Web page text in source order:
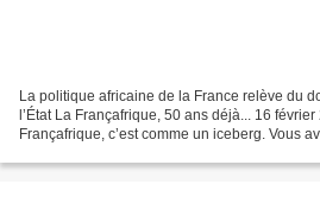
La politique africaine de la France relève du
l’État La Françafrique, 50 ans déjà... 16
Françafrique, c’est comme un iceberg. Vous